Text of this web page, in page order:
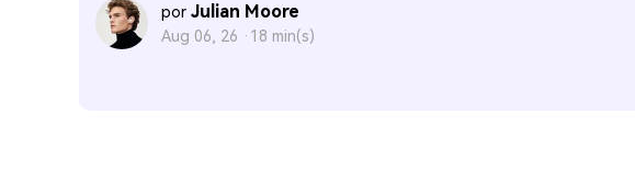
por Julian Moore
Aug 06, 26 · 18 min(s)